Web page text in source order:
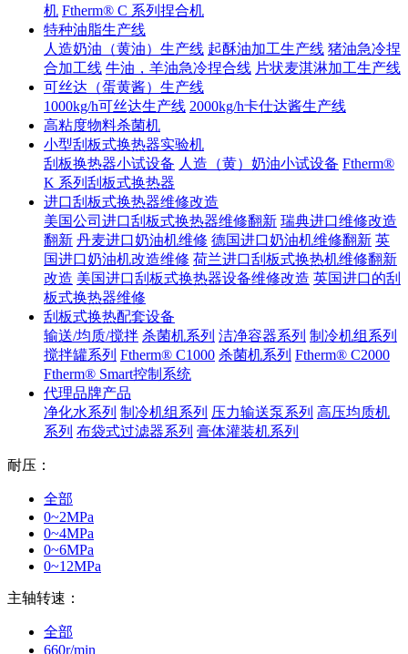
机 Ftherm® C 系列捏合机
特种油脂生产线
人造奶油（黄油）生产线 起酥油加工生产线 猪油急冷捏
合加工线 牛油，羊油急冷捏合线 片状麦淇淋加工生产线
可丝达（蛋黄酱）生产线
1000kg/h可丝达生产线 2000kg/h卡仕达酱生产线
高粘度物料杀菌机
小型刮板式换热器实验机
刮板换热器小试设备 人造（黄）奶油小试设备 Ftherm®
K 系列刮板式换热器
进口刮板式换热器维修改造
美国公司进口刮板式换热器维修翻新 瑞典进口维修改造
翻新 丹麦进口奶油机维修 德国进口奶油机维修翻新 英
国进口奶油机改造维修 荷兰进口刮板式换热机维修翻新
改造 美国进口刮板式换热器设备维修改造 英国进口的刮
板式换热器维修
刮板式换热配套设备
输送/均质/搅拌 杀菌机系列 洁净容器系列 制冷机组系列
搅拌罐系列 Ftherm® C1000 杀菌机系列 Ftherm® C2000
Ftherm® Smart控制系统
代理品牌产品
净化水系列 制冷机组系列 压力输送泵系列 高压均质机
系列 布袋式过滤器系列 膏体灌装机系列
耐压：
全部
0~2MPa
0~4MPa
0~6MPa
0~12MPa
主轴转速：
全部
660r/min